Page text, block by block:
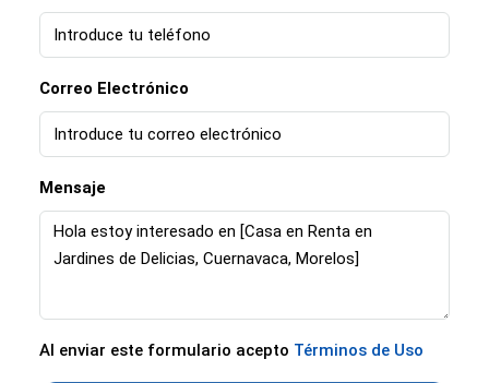
Correo Electrónico
Mensaje
Al enviar este formulario acepto Términos de Uso